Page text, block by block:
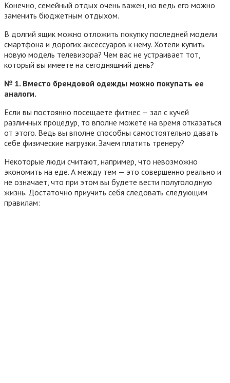
Конечно, семейный отдых очень важен, но ведь его можно
заменить бюджетным отдыхом.
В долгий ящик можно отложить покупку последней модели
смартфона и дорогих аксессуаров к нему. Хотели купить
новую модель телевизора? Чем вас не устраивает тот,
который вы имеете на сегодняшний день?
№ 1. Вместо брендовой одежды можно покупать ее
аналоги.
Если вы постоянно посещаете фитнес — зал с кучей
различных процедур, то вполне можете на время отказаться
от этого. Ведь вы вполне способны самостоятельно давать
себе физические нагрузки. Зачем платить тренеру?
Некоторые люди считают, например, что невозможно
экономить на еде. А между тем — это совершенно реально и
не означает, что при этом вы будете вести полуголодную
жизнь. Достаточно приучить себя следовать следующим
правилам: